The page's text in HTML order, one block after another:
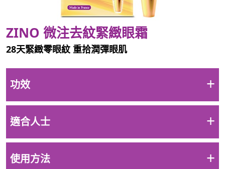
ZINO 微注去紋緊緻眼霜
28天緊緻零眼紋 重拾潤彈眼肌
功效 +
適合人士 +
使用方法 +